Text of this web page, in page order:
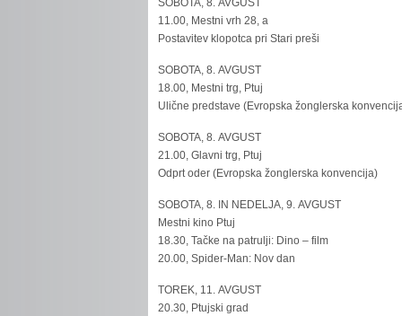
SOBOTA, 8. AVGUST
11.00, Mestni vrh 28, a
Postavitev klopotca pri Stari preši
SOBOTA, 8. AVGUST
18.00, Mestni trg, Ptuj
Ulične predstave (Evropska žonglerska
SOBOTA, 8. AVGUST
21.00, Glavni trg, Ptuj
Odprt oder (Evropska žonglerska konvencija)
SOBOTA, 8. IN NEDELJA, 9. AVGUST
Mestni kino Ptuj
18.30, Tačke na patrulji: Dino – film
20.00, Spider-Man: Nov dan
TOREK, 11. AVGUST
20.30, Ptujski grad